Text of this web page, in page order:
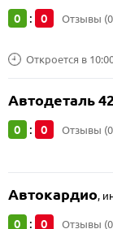
0 : 0 Отзывы
Откроется в
Автодеталь
0 : 0 Отзывы
Автокардио,
0 : 0 Отзывы